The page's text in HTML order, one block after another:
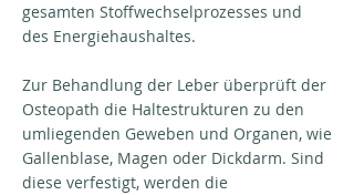
gesamten Stoffwechselprozesses und
des Energiehaushaltes.
Zur Behandlung der Leber überprüft der
Osteopath die Haltestrukturen zu den
umliegenden Geweben und Organen, wie
Gallenblase, Magen oder Dickdarm. Sind
diese verfestigt, werden die